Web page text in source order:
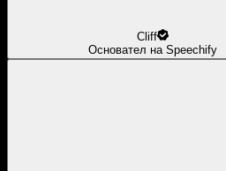
Cliff
Основател на Speechify